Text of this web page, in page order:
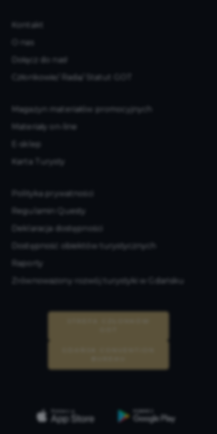
Kontakt
O nas
Dołącz do nas!
Członkowie/ Rada/ Statut GOT
Magazyn materiałów promocyjnych
Materiały on-line
E-sklep
Karta Turysty
Polityka prywatności
Regulamin Questy
Deklaracja dostępności
Dostępność obiektów turystycznych
Raporty
Zrównoważony rozwój turystyki w Gdańsku